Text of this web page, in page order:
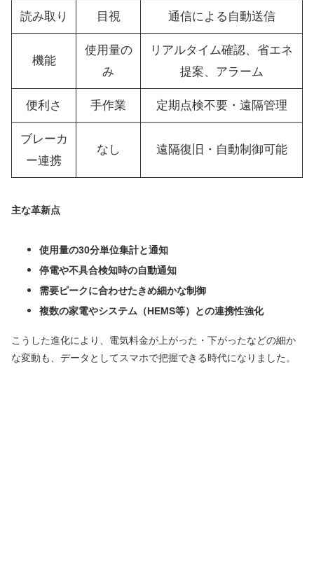
読み取り 目視 通信による自動送信
機能
使用量の
み
リアルタイム確認、省エネ
提案、アラーム
便利さ 手作業 定期点検不要・遠隔管理
ブレーカ
ー連携
なし 遠隔復旧・自動制御可能
主な革新点
使用量の30分単位集計と通知
停電や不具合検知時の自動通知
需要ピークに合わせたきめ細かな制御
複数の家電やシステム（HEMS等）との連携性強化
こうした進化により、電気料金が上がった・下がったなどの細か
な変動も、データとしてスマホで把握できる時代になりました。